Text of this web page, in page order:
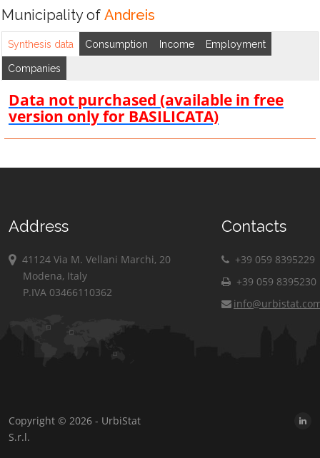
Municipality of Andreis
Synthesis data Consumption Income Employment
Companies
Data not purchased (available in free
version only for BASILICATA)
Address
41124 Via M. Vellani Marchi, 20
Modena, Italy
P.IVA 03466110362
Contacts
+39 059 8395229
+39 059 8395230
Copyright © 2026 - UrbiStat
S.r.l.